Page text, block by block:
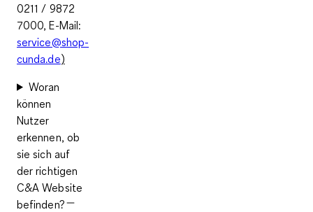
0211 / 9872
7000, E-Mail:
service@shop-
cunda.de)
Woran
können
Nutzer
erkennen, ob
sie sich auf
der richtigen
C&A Website
befinden?